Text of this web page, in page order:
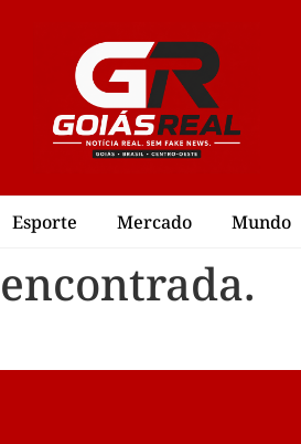
Esporte Mercado Mundo